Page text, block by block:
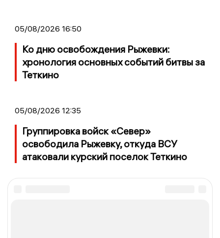
05/08/2026 16:50
Ко дню освобождения Рыжевки:
хронология основных событий битвы за
Теткино
05/08/2026 12:35
Группировка войск «Север»
освободила Рыжевку, откуда ВСУ
атаковали курский поселок Теткино